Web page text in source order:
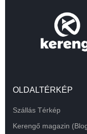
OLDALTÉRKÉP
Szállás Térkép
Kerengő magazin